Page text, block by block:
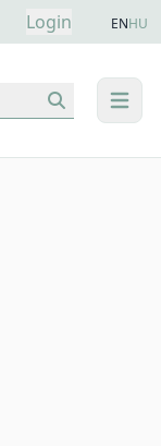
Login ENHU
menu